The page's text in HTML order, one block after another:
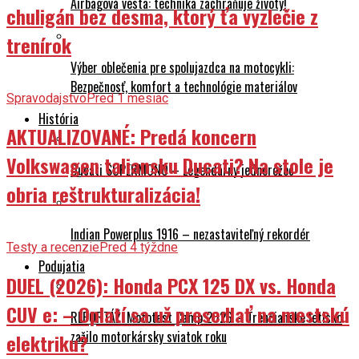
Výber oblečenia pre spolujazdca na motocykli:
Bezpečnosť, komfort a technológie materiálov
História
Ducati SUPERMONO – Legendárny jednorožec
Indian Powerplus 1916 – nezastaviteľný rekordér
Podujatia
REPORTÁŽ: Mototest Camp 2026 – Trenčianske letisko
zažilo motorkársky sviatok roku
chuligán bez desma, ktorý ťa vyzlečie z
trenírok
SpravodajstvoPred 1 mesiac
AKTUALIZOVANÉ: Predá koncern
Volkswagen taliansku Ducati? Na stole je
obria reštrukturalizácia!
Testy a recenziePred 4 týždne
DUEL (2026): Honda PCX 125 DX vs. Honda
CUV e: – Oplatí sa už presedlať na mestskú
elektriku?